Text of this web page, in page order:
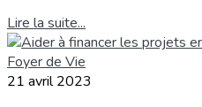
Lire la suite...
21 avril 2023